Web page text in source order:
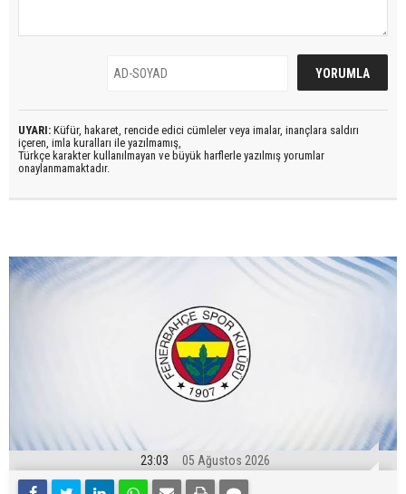
UYARI: Küfür, hakaret, rencide edici cümleler veya imalar, inançlara saldırı
içeren, imla kuralları ile yazılmamış,
Türkçe karakter kullanılmayan ve büyük harflerle yazılmış yorumlar
onaylanmamaktadır.
23:03 05 Ağustos 2026